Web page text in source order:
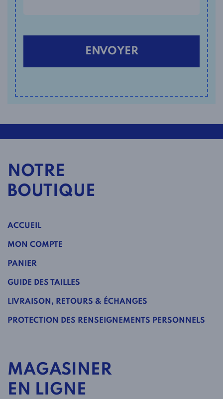
NOTRE
BOUTIQUE
ACCUEIL
MON COMPTE
PANIER
GUIDE DES TAILLES
LIVRAISON, RETOURS & ÉCHANGES
PROTECTION DES RENSEIGNEMENTS PERSONNELS
MAGASINER
EN LIGNE